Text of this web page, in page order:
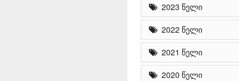
2023 წელი
2022 წელი
2021 წელი
2020 წელი